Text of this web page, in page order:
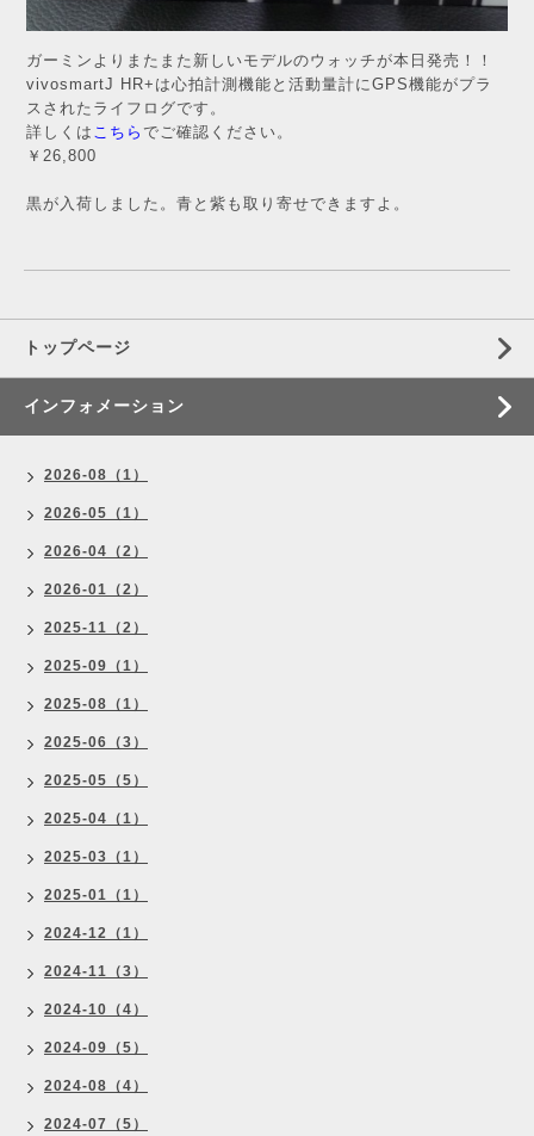
ガーミンよりまたまた新しいモデルのウォッチが本日発売！！
vivosmartJ HR+は心拍計測機能と活動量計にGPS機能がプラ
スされたライフログです。
詳しくは こちら でご確認ください。
￥26,800
黒が入荷しました。青と紫も取り寄せできますよ。
トップページ
インフォメーション
2026-08（1）
2026-05（1）
2026-04（2）
2026-01（2）
2025-11（2）
2025-09（1）
2025-08（1）
2025-06（3）
2025-05（5）
2025-04（1）
2025-03（1）
2025-01（1）
2024-12（1）
2024-11（3）
2024-10（4）
2024-09（5）
2024-08（4）
2024-07（5）